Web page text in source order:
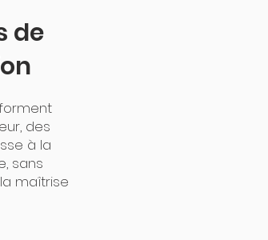
de
des
à la
sans
maîtrise